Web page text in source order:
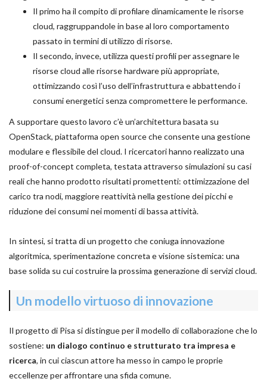
Il primo ha il compito di profilare dinamicamente le risorse
cloud, raggruppandole in base al loro comportamento
passato in termini di utilizzo di risorse.
Il secondo, invece, utilizza questi profili per assegnare le
risorse cloud alle risorse hardware più appropriate,
ottimizzando così l’uso dell’infrastruttura e abbattendo i
consumi energetici senza compromettere le performance.
A supportare questo lavoro c’è un’architettura basata su
OpenStack, piattaforma open source che consente una gestione
modulare e flessibile del cloud. I ricercatori hanno realizzato una
proof-of-concept completa, testata attraverso simulazioni su casi
reali che hanno prodotto risultati promettenti: ottimizzazione del
carico tra nodi, maggiore reattività nella gestione dei picchi e
riduzione dei consumi nei momenti di bassa attività.
In sintesi, si tratta di un progetto che coniuga innovazione
algoritmica, sperimentazione concreta e visione sistemica: una
base solida su cui costruire la prossima generazione di servizi cloud.
Un modello virtuoso di innovazione
Il progetto di Pisa si distingue per il modello di collaborazione che lo
sostiene: un dialogo continuo e strutturato tra impresa e
ricerca, in cui ciascun attore ha messo in campo le proprie
eccellenze per affrontare una sfida comune.